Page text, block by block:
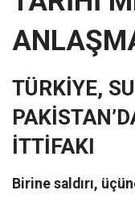
TÜRKİYE,
İTTİFAKI
Birine saldırı,